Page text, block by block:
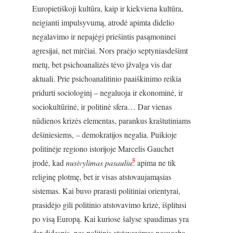
Europietiškoji kultūra, kaip ir kiekviena kultūra,
neigianti impulsyvumą, atrodė apimta didelio
negalavimo ir nepajėgi priešintis pasąmoninei
agresijai, net mirčiai. Nors praėjo septyniasdešimt
metų, bet psichoanalizės tėvo įžvalga vis dar
aktuali. Prie psichoanalitinio paaiškinimo reikia
pridurti sociologinį – negaluoja ir ekonominė, ir
sociokultūrinė, ir politinė sfera… Dar vienas
nūdienos krizės elementas, parankus kraštutiniams
dešiniesiems, – demokratijos negalia. Puikioje
politinėje regiono istorijoje Marcelis Gauchet
įrodė, kad nusivylimas pasauliu5 apima ne tik
religinę plotmę, bet ir visas atstovaujamąsias
sistemas. Kai buvo prarasti politiniai orientyrai,
prasidėjo gili politinio atstovavimo krizė, išplitusi
po visą Europą. Kai kuriose šalyse spaudimas yra